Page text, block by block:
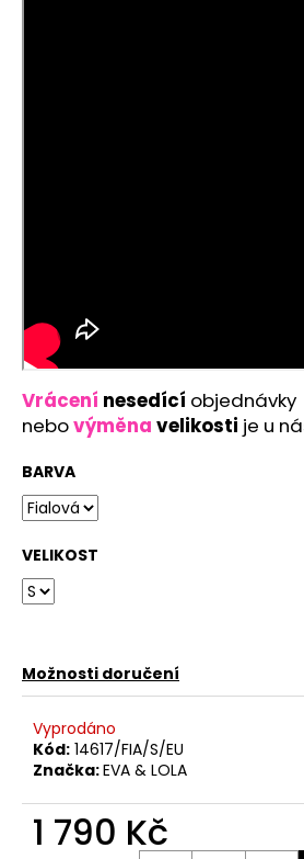
Vrácení nesedící objednávky
nebovýměna velikosti je u
BARVA
VELIKOST
Možnosti doručení
Vyprodáno
Kód: 14617/FIA/S/EU
Značka:EVA & LOLA
1 790 Kč